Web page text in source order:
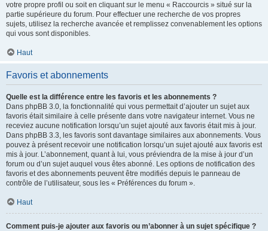
votre propre profil ou soit en cliquant sur le menu « Raccourcis » situé sur la
partie supérieure du forum. Pour effectuer une recherche de vos propres
sujets, utilisez la recherche avancée et remplissez convenablement les options
qui vous sont disponibles.
Haut
Favoris et abonnements
Quelle est la différence entre les favoris et les abonnements ?
Dans phpBB 3.0, la fonctionnalité qui vous permettait d’ajouter un sujet aux
favoris était similaire à celle présente dans votre navigateur internet. Vous ne
receviez aucune notification lorsqu’un sujet ajouté aux favoris était mis à jour.
Dans phpBB 3.3, les favoris sont davantage similaires aux abonnements. Vous
pouvez à présent recevoir une notification lorsqu’un sujet ajouté aux favoris est
mis à jour. L’abonnement, quant à lui, vous préviendra de la mise à jour d’un
forum ou d’un sujet auquel vous êtes abonné. Les options de notification des
favoris et des abonnements peuvent être modifiés depuis le panneau de
contrôle de l’utilisateur, sous les « Préférences du forum ».
Haut
Comment puis-je ajouter aux favoris ou m’abonner à un sujet spécifique ?